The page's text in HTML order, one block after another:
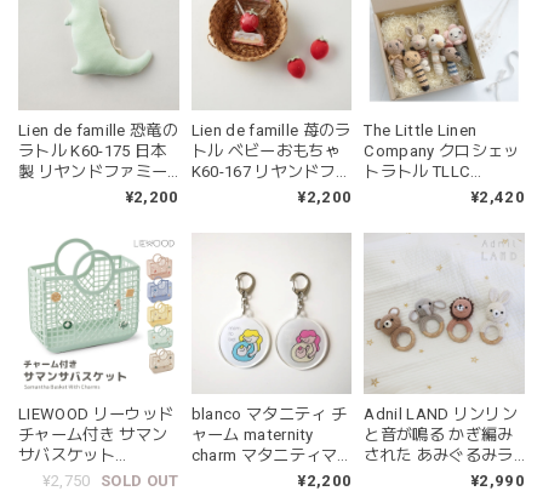
Lien de famille 恐竜の
ラトル K60-175 日本
製 リヤンドファミー
¥2,200
Lien de famille 苺のラ
トル ベビーおもちゃ
K60-167 リヤンドファ
¥2,200
The Little Linen
Company クロシェッ
トラトル TLLC
Crochet Rattle どう
¥2,420
LIEWOOD リーウッド
チャーム付き サマン
サバスケット
Samantha Basket
¥2,750 SOLD OUT
blanco マタニティ チ
ャーム maternity
charm マタニティマ
¥2,200
Adnil LAND リンリン
と音が鳴る かぎ編み
された あみぐるみラ
トル BEBE ANIMAL
¥2,990